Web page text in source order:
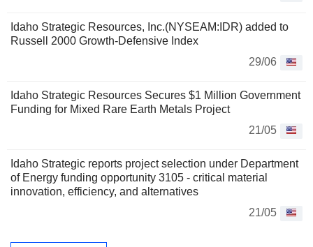
Idaho Strategic Resources, Inc.(NYSEAM:IDR) added to
Russell 2000 Growth-Defensive Index
29/06
Idaho Strategic Resources Secures $1 Million Government
Funding for Mixed Rare Earth Metals Project
21/05
Idaho Strategic reports project selection under Department
of Energy funding opportunity 3105 - critical material
innovation, efficiency, and alternatives
21/05